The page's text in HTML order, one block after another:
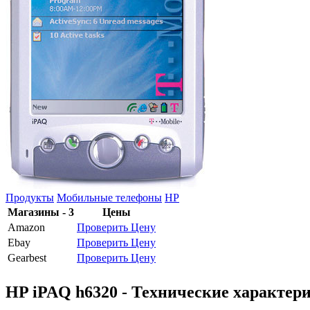
Продукты Мобильные телефоны HP
Магазины - 3
Цены
Amazon
Проверить Цену
Ebay
Проверить Цену
Gearbest
Проверить Цену
HP iPAQ h6320 - Технические